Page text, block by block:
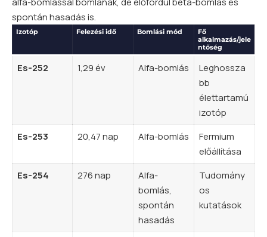
spontán hasadás is.
Izotóp Felezési idő Bomlási mód
Fő
alkalmazás/jele
ntőség
Es-252 1,29 év Alfa-bomlás
Leghossza
bb
élettartamú
izotóp
Es-253
20,47 nap Alfa-bomlás
Fermium
előállítása
Es-254
276 nap
Alfa-
bomlás,
spontán
hasadás
Tudomány
os
kutatások